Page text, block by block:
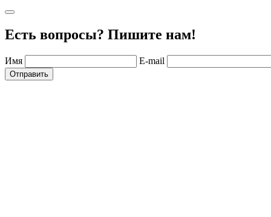
Есть вопросы? Пишите нам!
Имя E-mail